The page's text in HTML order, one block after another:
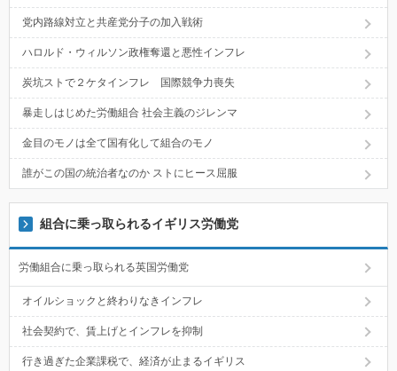
党内路線対立と共産党分子の加入戦術
ハロルド・ウィルソン政権奪還と悪性インフレ
炭坑ストで２ケタインフレ 国際競争力喪失
暴走しはじめた労働組合 社会主義のジレンマ
金目のモノは全て国有化して組合のモノ
誰がこの国の統治者なのか ストにヒース屈服
組合に乗っ取られるイギリス労働党
労働組合に乗っ取られる英国労働党
オイルショックと終わりなきインフレ
社会契約で、賃上げとインフレを抑制
行き過ぎた企業課税で、経済が止まるイギリス